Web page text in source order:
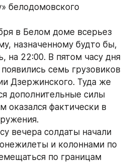
белодомовского
в Белом доме всерьез
назначенному будто бы,
на 22:00. В пятом часу дня
семь грузовиков
Дзержинского. Туда же
дополнительные силы
оказался фактически в
вечера солдаты начали
и колоннами по
по границам